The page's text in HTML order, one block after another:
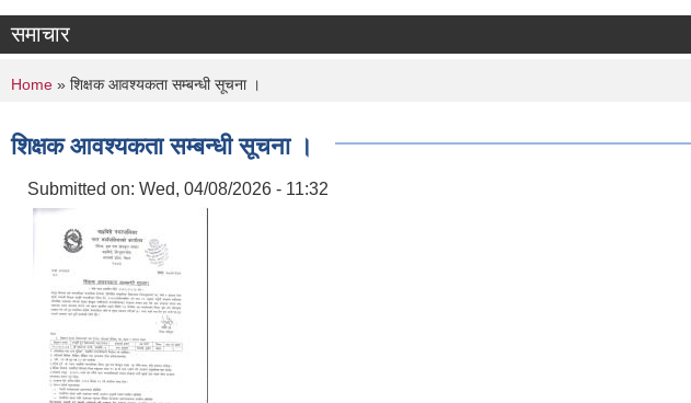
समाचार
You are here
Home » शिक्षक आवश्यकता सम्बन्धी सूचना ।
शिक्षक आवश्यकता सम्बन्धी सूचना ।
Submitted on: Wed, 04/08/2026 - 11:32